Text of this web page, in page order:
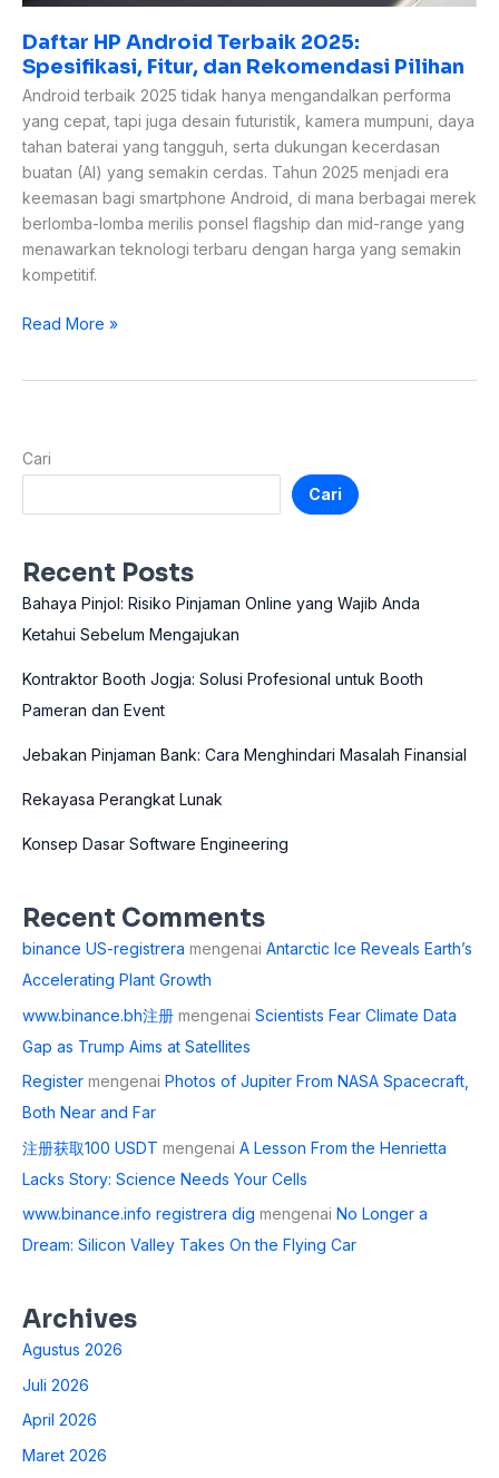
Daftar HP Android Terbaik 2025:
Spesifikasi, Fitur, dan Rekomendasi Pilihan
Android terbaik 2025 tidak hanya mengandalkan performa
yang cepat, tapi juga desain futuristik, kamera mumpuni, daya
tahan baterai yang tangguh, serta dukungan kecerdasan
buatan (AI) yang semakin cerdas. Tahun 2025 menjadi era
keemasan bagi smartphone Android, di mana berbagai merek
berlomba-lomba merilis ponsel flagship dan mid-range yang
menawarkan teknologi terbaru dengan harga yang semakin
kompetitif.
Read More »
Cari
Cari
Recent Posts
Bahaya Pinjol: Risiko Pinjaman Online yang Wajib Anda
Ketahui Sebelum Mengajukan
Kontraktor Booth Jogja: Solusi Profesional untuk Booth
Pameran dan Event
Jebakan Pinjaman Bank: Cara Menghindari Masalah Finansial
Rekayasa Perangkat Lunak
Konsep Dasar Software Engineering
Recent Comments
binance US-registrera mengenai Antarctic Ice Reveals Earth’s
Accelerating Plant Growth
www.binance.bh注册 mengenai Scientists Fear Climate Data
Gap as Trump Aims at Satellites
Register mengenai Photos of Jupiter From NASA Spacecraft,
Both Near and Far
注册获取100 USDT mengenai A Lesson From the Henrietta
Lacks Story: Science Needs Your Cells
www.binance.info registrera dig mengenai No Longer a
Dream: Silicon Valley Takes On the Flying Car
Archives
Agustus 2026
Juli 2026
April 2026
Maret 2026